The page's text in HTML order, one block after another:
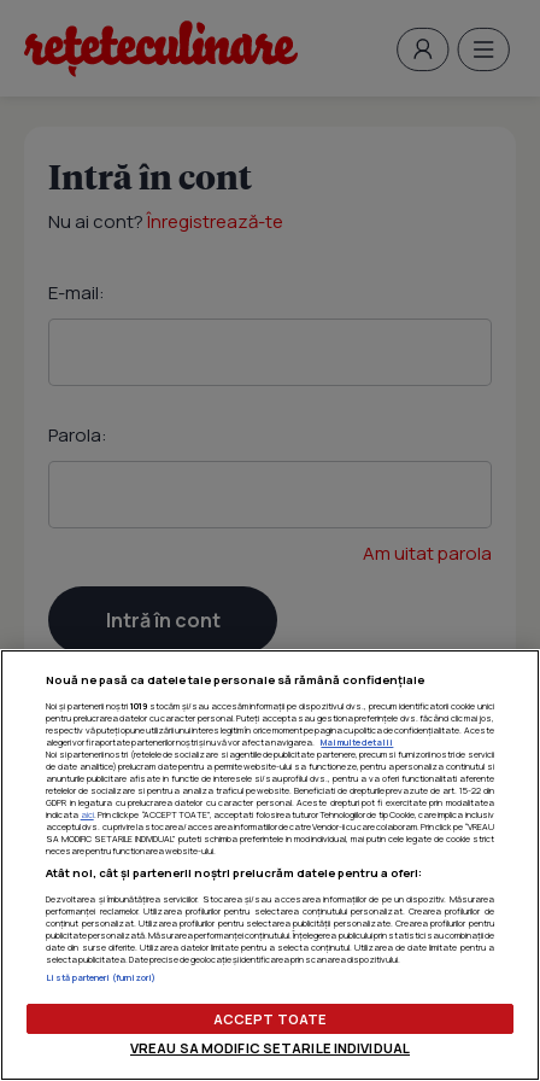
Intră în cont
Nu ai cont?Înregistrează-te
E-mail:
Parola:
Am uitat parola
Nouă ne pasă ca datele tale personale să rămână confidențiale
Noi și partenerii noștri 1019stocăm și/sau accesăm informații pe dispozitivul dvs., precum identificatorii cookie unici
pentru prelucrarea datelor cu caracter personal. Puteți accepta sau gestiona preferințele dvs. făcând clic mai jos,
respectiv vă puteți opune utilizării unui interes legitim în orice moment pe pagina cu politica de confidențialitate. Aceste
alegeri vor fi raportate partenerilor noștri și nu vă vor afecta navigarea.
Mai multe detalii
Noi si partenerii nostri (retelele de socializare si agentiile de publicitate partenere, precum si furnizorii nostri de servicii
de date analitice) prelucram date pentru a permite website-ului sa functioneze, pentru a personaliza continutul si
anunturile publicitare afisate in functie de interesele si/sau profilul dvs., pentru a va oferi functionalitati aferente
retelelor de socializare si pentru a analiza traficul pe website. Beneficiati de drepturile prevazute de art. 15-22 din
GDPR in legatura cu prelucrarea datelor cu caracter personal. Aceste drepturi pot fi exercitate prin modalitatea
indicata aici. Prin click pe “ACCEPT TOATE”, acceptati folosirea tuturor Tehnologiilor de tip Cookie, care implica inclusiv
acceptul dvs. cu privire la stocarea/accesarea informatiilor de catre Vendor-ii cu care colaboram. Prin click pe “VREAU
SA MODIFIC SETARILE INDIVIDUAL” puteti schimba preferintele in mod individual, mai putin cele legate de cookie strict
necesare pentru functionarea website-ului.
Atât noi, cât și partenerii noștri prelucrăm datele pentru a oferi:
Dezvoltarea și îmbunătățirea serviciilor. Stocarea și/sau accesarea informațiilor de pe un dispozitiv. Măsurarea
performanței reclamelor. Utilizarea profilurilor pentru selectarea conținutului personalizat. Crearea profilurilor de
conținut personalizat. Utilizarea profilurilor pentru selectarea publicității personalizate. Crearea profilurilor pentru
publicitate personalizată. Măsurarea performanței conținutului. Înțelegerea publicului prin statistici sau combinații de
date din surse diferite. Utilizarea datelor limitate pentru a selecta conținutul. Utilizarea de date limitate pentru a
selecta publicitatea. Date precise de geolocație și identificarea prin scanarea dispozitivului.
Listă parteneri (furnizori)
ACCEPT TOATE
VREAU SA MODIFIC SETARILE INDIVIDUAL